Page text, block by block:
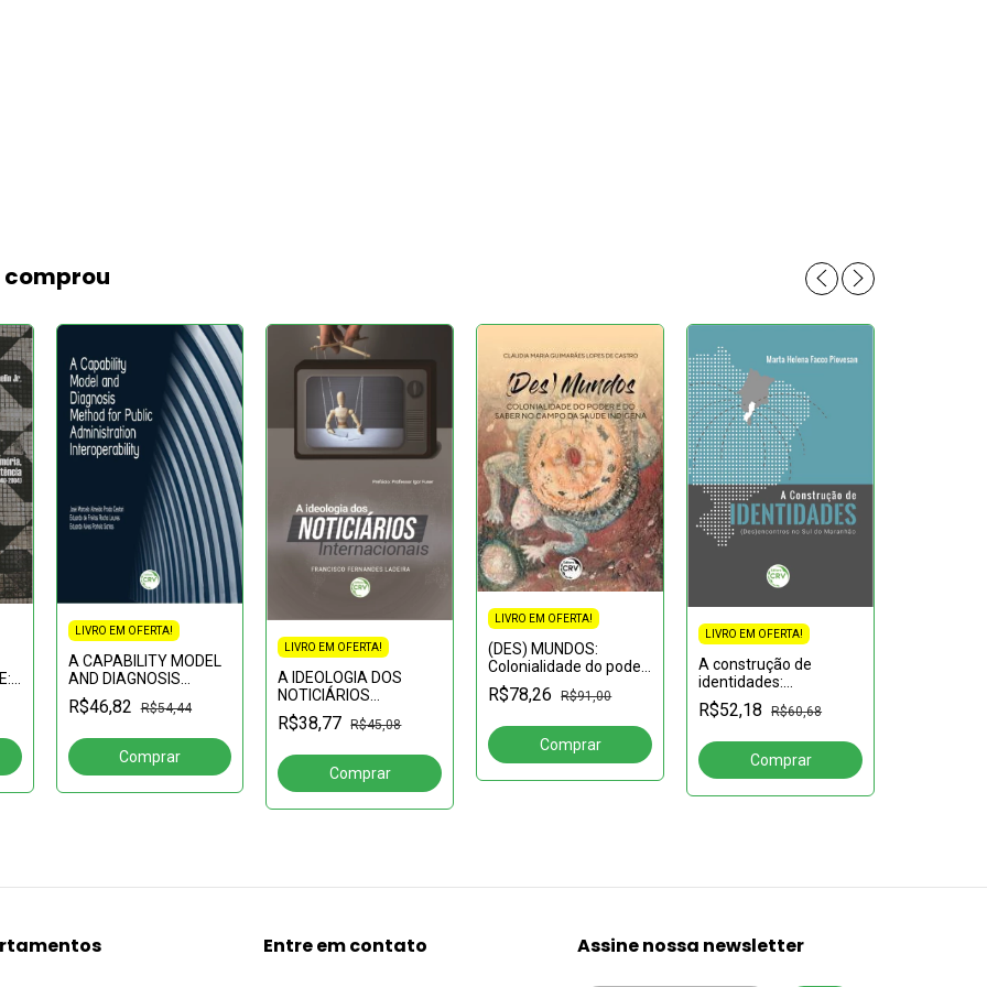
comprou
LIVRO EM OFERTA!
A CAPABILITY MODEL
AND DIAGNOSIS
METHOD FOR PUBLIC
ADMINISTRATION
R$46,82 R$54,44
LIVRO EM OFERTA!
A IDEOLOGIA DOS
NOTICIÁRIOS
INTERNACIONAIS
R$38,77 R$45,08
LIVRO EM OFERTA!
(DES) MUNDOS:
Colonialidade do poder
e do saber no campo
da saúde indígena
R$78,26 R$91,00
LIVRO EM OFERTA!
A construção de
identidades:
(Des)encontros no sul
do Maranhão
R$52,18 R$60,68
Entre em contato Assine nossa newsletter